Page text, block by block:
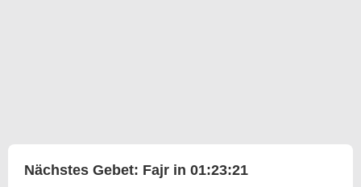
Nächstes Gebet: Fajr in 01:23:20